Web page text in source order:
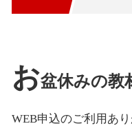
お盆休みの教
WEB申込のご利用あ